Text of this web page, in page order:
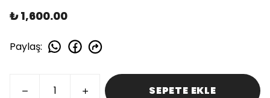
₺ 1,600.00
Paylaş:
SEPETE EKLE